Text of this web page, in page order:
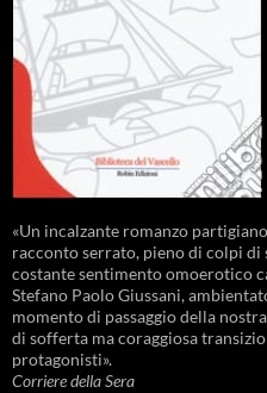
«Un incalzante romanzo
racconto serrato, pieno di colpi di
costante sentimento omoerotico
Stefano Paolo Giussani,
momento di passaggio della
di sofferta ma coraggiosa
protagonisti».
Corriere della Sera